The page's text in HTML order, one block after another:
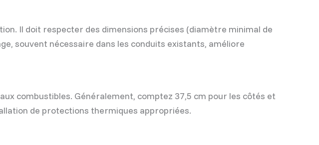
Il doit respecter des dimensions précises (diamètre minimal de
souvent nécessaire dans les conduits existants, améliore
combustibles. Généralement, comptez 37,5 cm pour les côtés et
de protections thermiques appropriées.